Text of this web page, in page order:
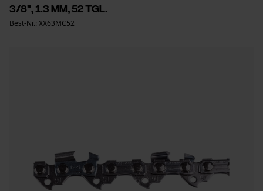
3/8", 1.3 mm, 52 Tgl.
Best-Nr.: XX63MC52